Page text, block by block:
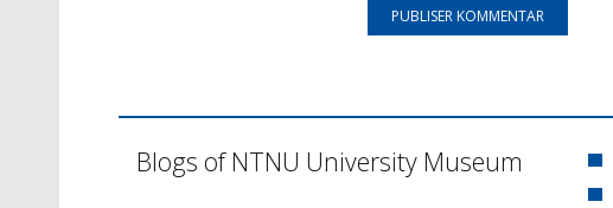
Blogs of NTNU University Museum